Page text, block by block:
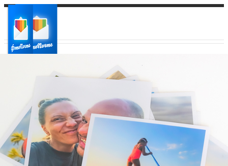
Ваш регион доставки
Выберите из списка: